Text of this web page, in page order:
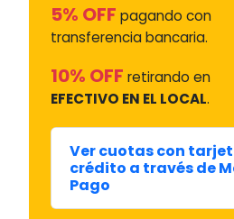
5% OFF pagando con
transferencia bancaria.
10% OFF retirando en
EFECTIVO EN EL LOCAL.
Ver cuotas con
crédito a través de
Pago